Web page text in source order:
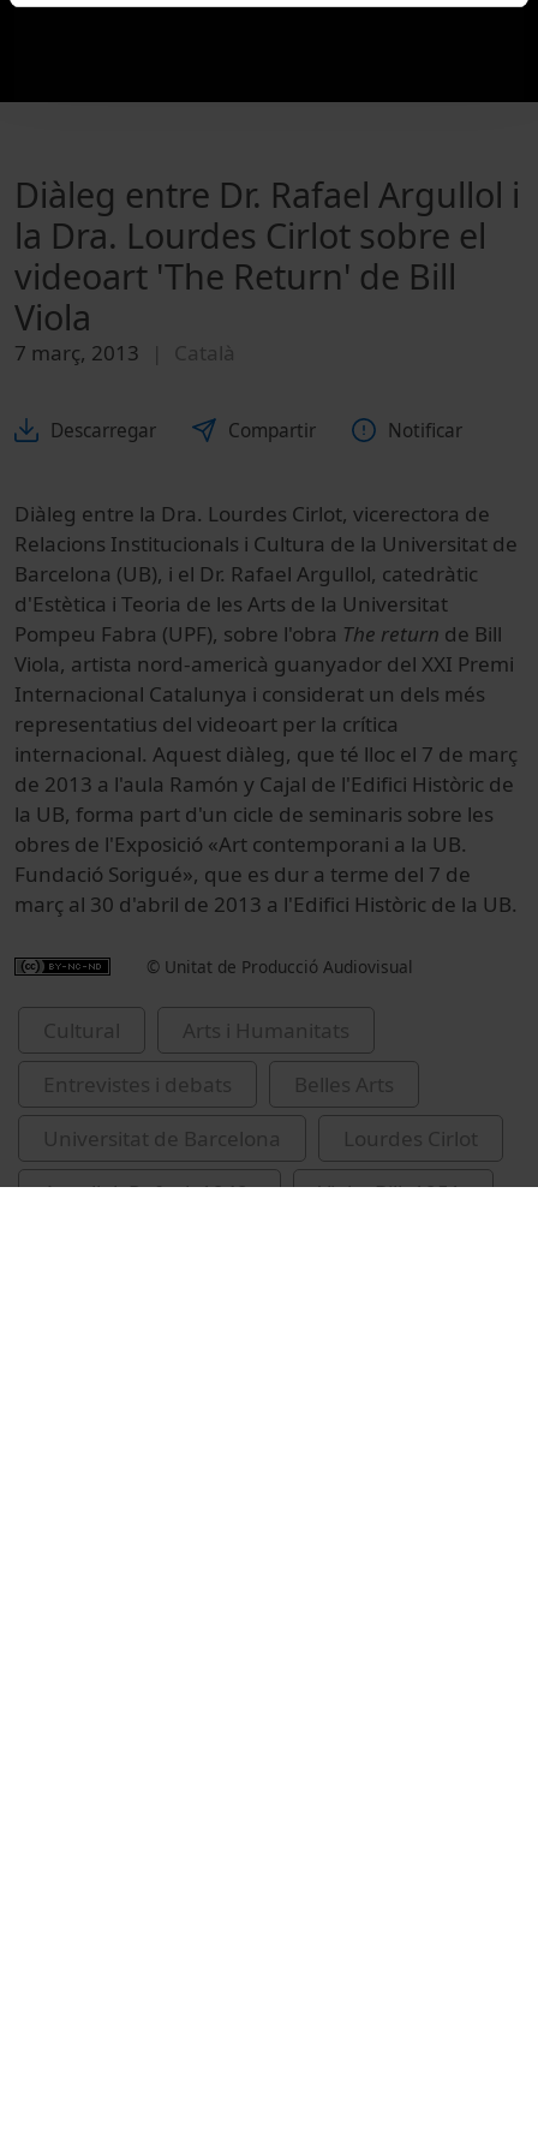
Diàleg entre Dr. Rafael Argullol i
la Dra. Lourdes Cirlot sobre el
videoart 'The Return' de Bill
Viola
7 març, 2013 Català
Descarregar Compartir Notificar
Diàleg entre la Dra. Lourdes Cirlot, vicerectora de
Relacions Institucionals i Cultura de la Universitat de
Barcelona (UB), i el Dr. Rafael Argullol, catedràtic
d'Estètica i Teoria de les Arts de la Universitat
Pompeu Fabra (UPF), sobre l'obra The return de Bill
Viola, artista nord-americà guanyador del XXI Premi
Internacional Catalunya i considerat un dels més
representatius del videoart per la crítica
internacional. Aquest diàleg, que té lloc el 7 de març
de 2013 a l'aula Ramón y Cajal de l'Edifici Històric de
la UB, forma part d'un cicle de seminaris sobre les
obres de l'Exposició «Art contemporani a la UB.
Fundació Sorigué», que es dur a terme del 7 de
març al 30 d'abril de 2013 a l'Edifici Històric de la UB.
© Unitat de Producció Audiovisual
Cultural
Arts i Humanitats
Entrevistes i debats
Belles Arts
Universitat de Barcelona
Lourdes Cirlot
Argullol, Rafael, 1949-
Viola, Bill, 1951-